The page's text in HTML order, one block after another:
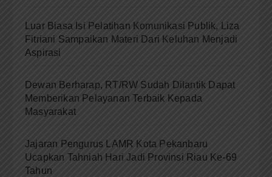
Luar Biasa Isi Pelatihan Komunikasi Publik, Liza
Fitriani Sampaikan Materi Dari Keluhan Menjadi
Aspirasi
Dewan Berharap, RT/RW Sudah Dilantik Dapat
Memberikan Pelayanan Terbaik Kepada
Masyarakat
Jajaran Pengurus LAMR Kota Pekanbaru
Ucapkan Tahniah Hari Jadi Provinsi Riau Ke-69
Tahun